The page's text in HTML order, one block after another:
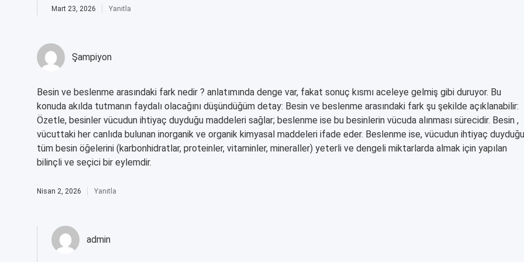
Mart 23, 2026 Yanıtla
Şampiyon
Besin ve beslenme arasındaki fark nedir ? anlatımında denge var, fakat sonuç kısmı aceleye gelmiş gibi duruyor. Bu
konuda akılda tutmanın faydalı olacağını düşündüğüm detay: Besin ve beslenme arasındaki fark şu şekilde açıklanabilir:
Özetle, besinler vücudun ihtiyaç duyduğu maddeleri sağlar; beslenme ise bu besinlerin vücuda alınması sürecidir. Besin ,
vücuttaki her canlıda bulunan inorganik ve organik kimyasal maddeleri ifade eder. Beslenme ise, vücudun ihtiyaç duyduğu
tüm besin öğelerini (karbonhidratlar, proteinler, vitaminler, mineraller) yeterli ve dengeli miktarlarda almak için yapılan
bilinçli ve seçici bir eylemdir.
Nisan 2, 2026 Yanıtla
admin